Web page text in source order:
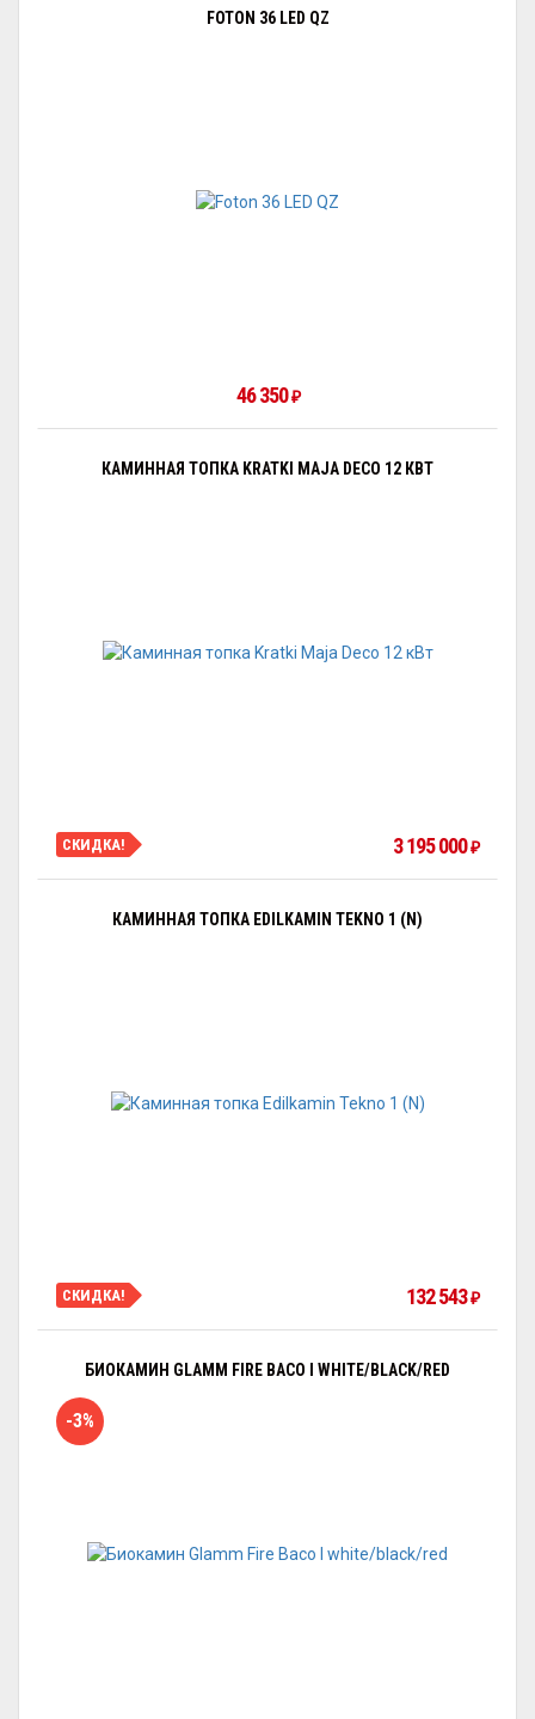
FOTON 36 LED QZ
46 350 ₽
КАМИННАЯ ТОПКА KRATKI MAJA DECO 12 КВТ
СКИДКА! 3 195 000 ₽
КАМИННАЯ ТОПКА EDILKAMIN TEKNO 1 (N)
СКИДКА! 132 543 ₽
БИОКАМИН GLAMM FIRE BACO I WHITE/BLACK/RED
-3%